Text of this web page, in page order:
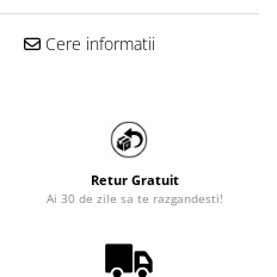
Cere informatii
Retur Gratuit
Ai 30 de zile sa te razgandesti!